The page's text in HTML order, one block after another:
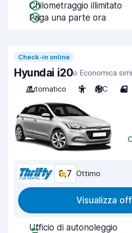
Chilometraggio illimitato
Paga una parte ora
Check-in online
Hyundai i20o Economica
Automatico
5 A/C 4
8,7 Ottimo
Visualizza
Ufficio di autonoleggio